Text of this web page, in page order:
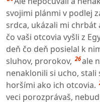
svojimi plánmi v podlej
srdca, ukázali mi chrbát
čo vaši otcovia vyšli z
deň čo deň posielal k
sluhov, prorokov, 26ale
nenaklonili si ucho, stali
horšími ako ich otcovia.
veci porozprávaš,